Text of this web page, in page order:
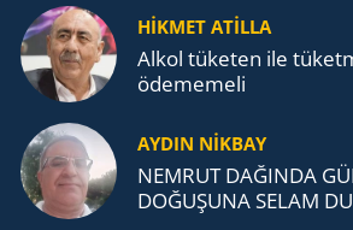
TEŞKİLATI’NA UZANAN
HİKMET ATİLLA
Alkol tü­ke­ten ile
öde­me­me­li
AYDIN NİKBAY
NEMRUT DAĞINDA
DOĞUŞUNA SELAM